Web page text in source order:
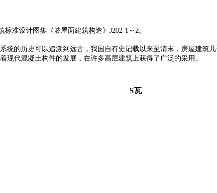
准设计图集《坡屋面建筑构造》J202-1～2。
统的历史可以追溯到远古，我国自有史记载以来至清末，房屋建筑
代混凝土构件的发展，在许多高层建筑上获得了广泛的采用。
S瓦